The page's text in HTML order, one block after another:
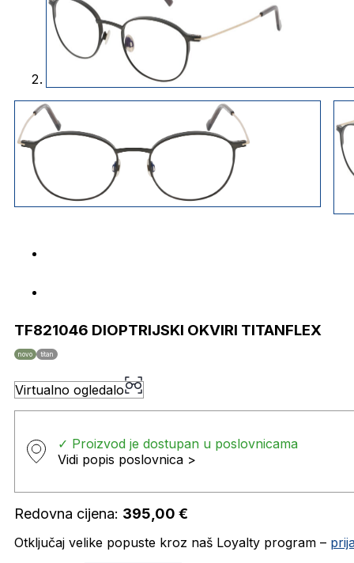
TF821046 DIOPTRIJSKI OKVIRI TITANFLEX
novo titan
Virtualno ogledalo
✓ Proizvod je dostupan u poslovnicama
Vidi popis poslovnica >
Redovna cijena: 395,00 €
Otključaj velike popuste kroz naš Loyalty program –